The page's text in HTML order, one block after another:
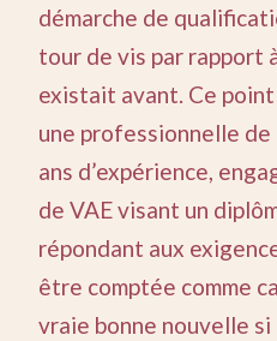
démarche de
tour de vis par rapport
existait avant. Ce
une professionnelle
ans d’expérience,
de VAE visant un
répondant aux
être comptée comme
vraie bonne nouvelle